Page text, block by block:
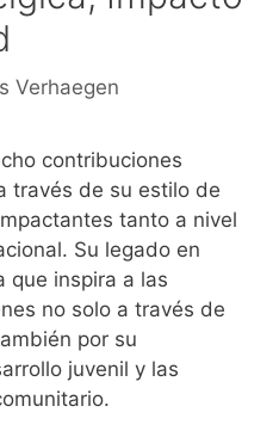
Verhaegen
contribuciones
través de su estilo de
tanto a nivel
Su legado en
que inspira a las
no solo a través de
por su
juvenil y las